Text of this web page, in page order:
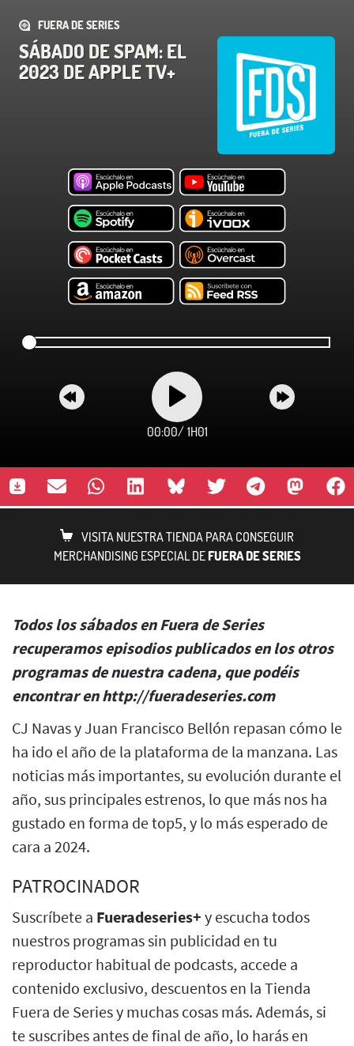
FUERA DE SERIES
SÁBADO DE SPAM: EL
2023 DE APPLE TV+
00:00/ 1H01
VISITA NUESTRA TIENDA PARA CONSEGUIR
MERCHANDISING ESPECIAL DEFUERA DE SERIES
Todos los sábados en Fuera de Series
recuperamos episodios publicados en los otros
programas de nuestra cadena, que podéis
encontrar en http://fueradeseries.com
CJ Navas y Juan Francisco Bellón repasan cómo le
ha ido el año de la plataforma de la manzana. Las
noticias más importantes, su evolución durante el
año, sus principales estrenos, lo que más nos ha
gustado en forma de top5, y lo más esperado de
cara a 2024.
PATROCINADOR
Suscríbete a Fueradeseries+ y escucha todos
nuestros programas sin publicidad en tu
reproductor habitual de podcasts, accede a
contenido exclusivo, descuentos en la Tienda
Fuera de Series y muchas cosas más. Además, si
te suscribes antes de final de año, lo harás en